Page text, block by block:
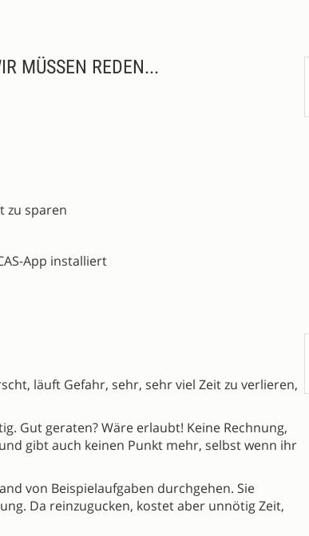
MÜSSEN REDEN...
zu sparen
App installiert
läuft Gefahr, sehr, sehr viel Zeit zu verlieren,
Gut geraten? Wäre erlaubt! Keine Rechnung,
gibt auch keinen Punkt mehr, selbst wenn ihr
von Beispielaufgaben durchgehen. Sie
Da reinzugucken, kostet aber unnötig Zeit,